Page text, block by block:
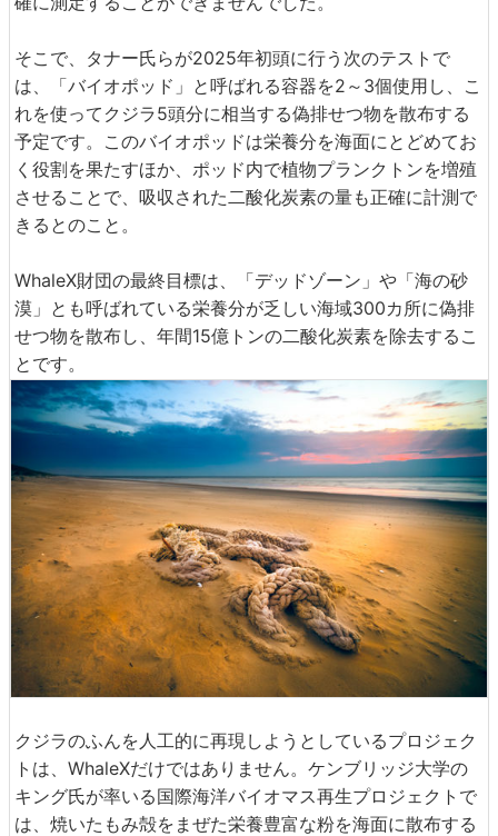
そこで、タナー氏らが2025年初頭に行う次のテストで
は、「バイオポッド」と呼ばれる容器を2～3個使用し、こ
れを使ってクジラ5頭分に相当する偽排せつ物を散布する
予定です。このバイオポッドは栄養分を海面にとどめてお
く役割を果たすほか、ポッド内で植物プランクトンを増殖
させることで、吸収された二酸化炭素の量も正確に計測で
きるとのこと。
WhaleX財団の最終目標は、「デッドゾーン」や「海の砂
漠」とも呼ばれている栄養分が乏しい海域300カ所に偽排
せつ物を散布し、年間15億トンの二酸化炭素を除去するこ
とです。
クジラのふんを人工的に再現しようとしているプロジェク
トは、WhaleXだけではありません。ケンブリッジ大学の
キング氏が率いる国際海洋バイオマス再生プロジェクトで
は、焼いたもみ殻をまぜた栄養豊富な粉を海面に散布する